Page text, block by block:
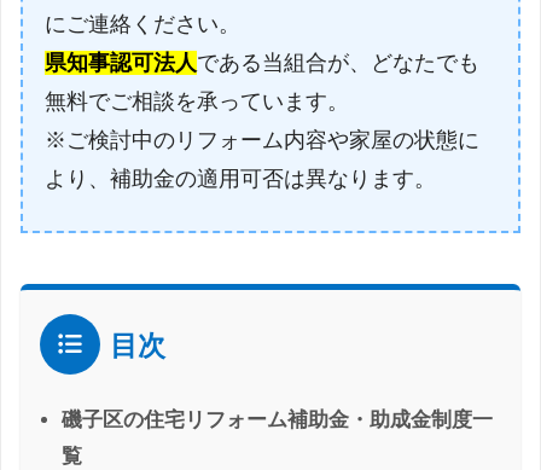
にご連絡ください。
県知事認可法人である当組合が、どなたでも
無料でご相談を承っています。
※ご検討中のリフォーム内容や家屋の状態に
より、補助金の適用可否は異なります。
目次
磯子区の住宅リフォーム補助金・助成金制度一
覧